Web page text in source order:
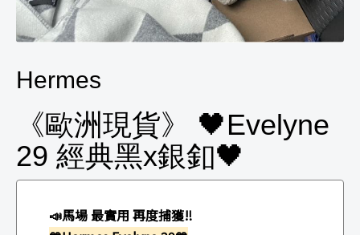
Hermes
《歐洲現貨》 🖤Evelyne
29 經典黑x銀釦🖤
📣馬場 最實用 再度捕獲‼️